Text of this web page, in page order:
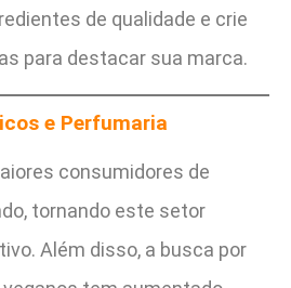
de qualidade e crie
para destacar sua marca.
e Perfumaria
consumidores de
tornando este setor
Além disso, a busca por